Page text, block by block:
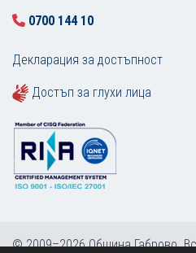
0700 144 10
Декларация за достъпност
Достъп за глухи лица
© 2009–2026 Община Габрово.